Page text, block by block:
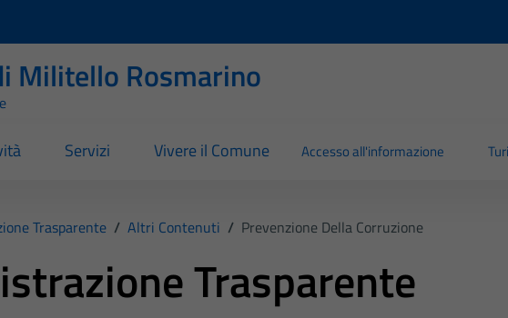
Militello Rosmarino
Servizi Vivere il Comune Accesso all'informazione
Trasparente / Altri Contenuti / Prevenzione Della Corruzione
Trasparente